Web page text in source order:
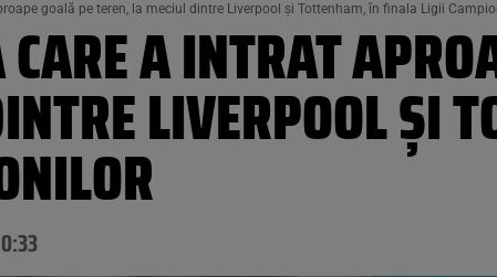
goală pe teren, la meciul dintre Liverpool și Tottenham, în finala Ligii
A INTRAT
LIVERPOOL ȘI